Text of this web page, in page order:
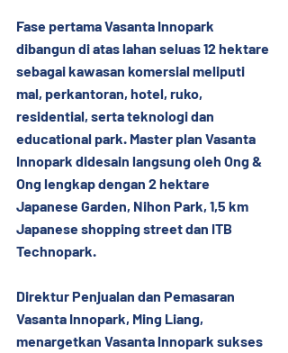
Fase pertama Vasanta Innopark
dibangun di atas lahan seluas 12 hektare
sebagai kawasan komersial meliputi
mal, perkantoran, hotel, ruko,
residential, serta teknologi dan
educational park. Master plan Vasanta
Innopark didesain langsung oleh Ong &
Ong lengkap dengan 2 hektare
Japanese Garden, Nihon Park, 1,5 km
Japanese shopping street dan ITB
Technopark.
Direktur Penjualan dan Pemasaran
Vasanta Innopark, Ming Liang,
menargetkan Vasanta lnnopark sukses